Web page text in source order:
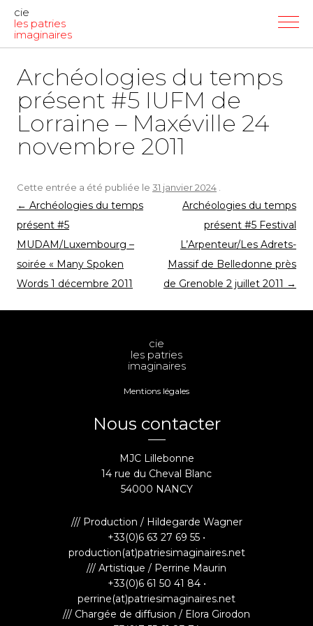
cie
les patries
imaginaires
Archéologies du temps
présent #5 IUFM de
Lorraine – Maxéville 24
novembre 2011
Cette entrée a été publiée le 31 janvier 2024
Navigation
des
articles
← Archéologies du temps
présent #5
MUDAM/Luxembourg –
soirée « Many Spoken
Words 1 décembre 2011
Archéologies du temps
présent #5 Festival
L’Arpenteur/Les Adrets-
Massif de Belledonne près
de Grenoble 2 juillet 2011 →
cie
les patries
imaginaires
Mentions légales
Nous contacter
MJC Lillebonne
14 rue du Cheval Blanc
54000 NANCY
/// Production / Hildegarde Wagner
+33(0)6 63 27 69 55 •
production(at)patriesimaginaires.net
/// Artistique / Perrine Maurin
+33(0)6 61 50 41 84 •
perrine(at)patriesimaginaires.net
/// Chargée de diffusion / Elora Girodon